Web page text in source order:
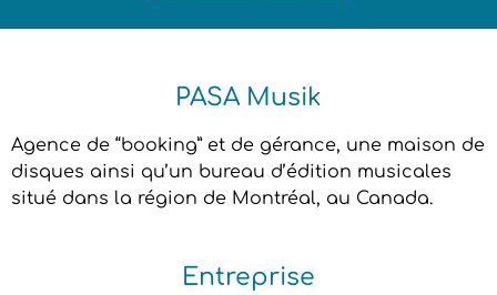
PASA Musik
Agence de “booking” et de gérance, une maison de
disques ainsi qu’un bureau d’édition musicales
situé dans la région de Montréal, au Canada.
Entreprise